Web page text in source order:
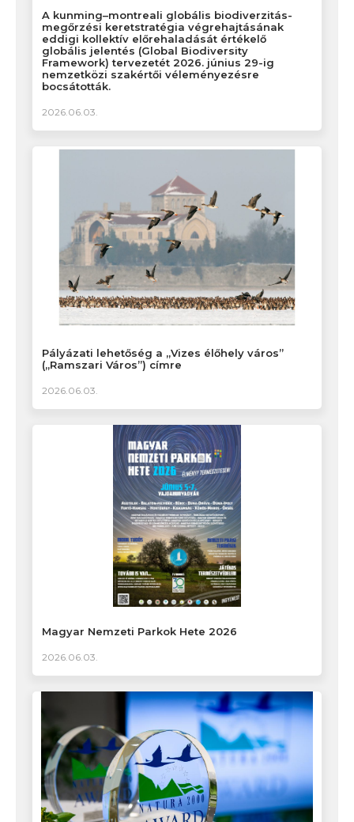
A kunming–montreali globális biodiverzitás-
megőrzési keretstratégia végrehajtásának
eddigi kollektív előrehaladását értékelő
globális jelentés (Global Biodiversity
Framework) tervezetét 2026. június 29-ig
nemzetközi szakértői véleményezésre
bocsátották.
2026.06.03.
Pályázati lehetőség a „Vizes élőhely város”
(„Ramszari Város”) címre
2026.06.03.
Magyar Nemzeti Parkok Hete 2026
2026.06.03.